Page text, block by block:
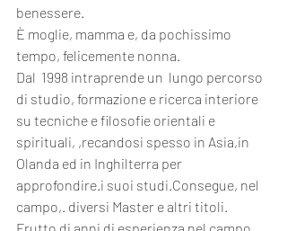
benessere.
È moglie, mamma e, da pochissimo
tempo, felicemente nonna.
Dal  1998 intraprende un  lungo percorso
di studio, formazione e ricerca interiore
su tecniche e filosofie orientali e
spirituali, ,recandosi spesso in Asia,in
Olanda ed in Inghilterra per
approfondire.i suoi studi.Consegue, nel
campo,. diversi Master e altri titoli.